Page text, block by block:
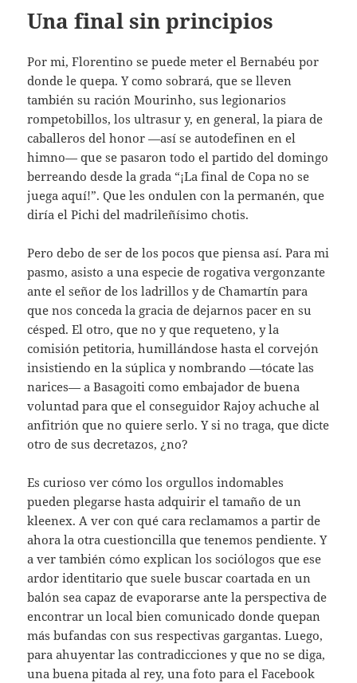
Una final sin principios
Por mi, Florentino se puede meter el Bernabéu por
donde le quepa. Y como sobrará, que se lleven
también su ración Mourinho, sus legionarios
rompetobillos, los ultrasur y, en general, la piara de
caballeros del honor —así se autodefinen en el
himno— que se pasaron todo el partido del domingo
berreando desde la grada “¡La final de Copa no se
juega aquí!”. Que les ondulen con la permanén, que
diría el Pichi del madrileñísimo chotis.
Pero debo de ser de los pocos que piensa así. Para mi
pasmo, asisto a una especie de rogativa vergonzante
ante el señor de los ladrillos y de Chamartín para
que nos conceda la gracia de dejarnos pacer en su
césped. El otro, que no y que requeteno, y la
comisión petitoria, humillándose hasta el corvejón
insistiendo en la súplica y nombrando —tócate las
narices— a Basagoiti como embajador de buena
voluntad para que el conseguidor Rajoy achuche al
anfitrión que no quiere serlo. Y si no traga, que dicte
otro de sus decretazos, ¿no?
Es curioso ver cómo los orgullos indomables
pueden plegarse hasta adquirir el tamaño de un
kleenex. A ver con qué cara reclamamos a partir de
ahora la otra cuestioncilla que tenemos pendiente. Y
a ver también cómo explican los sociólogos que ese
ardor identitario que suele buscar coartada en un
balón sea capaz de evaporarse ante la perspectiva de
encontrar un local bien comunicado donde quepan
más bufandas con sus respectivas gargantas. Luego,
para ahuyentar las contradicciones y que no se diga,
una buena pitada al rey, una foto para el Facebook